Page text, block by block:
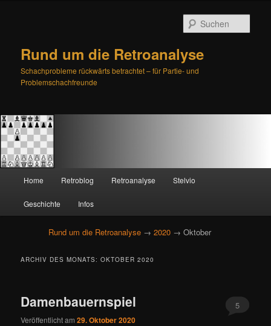
Rund um die Retroanalyse
Schachprobleme rückwärts betrachtet – für Partie- und
Problemschachfreunde
Zum
primären
Inhalt
springen
Zum
sekundären
Inhalt
springen
Home Retroblog Retroanalyse Stelvio
Geschichte Infos
Rund um die Retroanalyse → 2020 → Oktober
ARCHIV DES MONATS:OKTOBER 2020
Damenbauernspiel
Veröffentlicht am29. Oktober 2020
5